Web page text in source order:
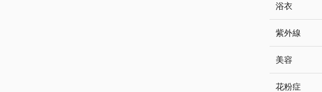
浴衣
紫外線
美容
花粉症